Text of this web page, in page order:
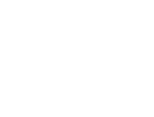
Erteilung einer